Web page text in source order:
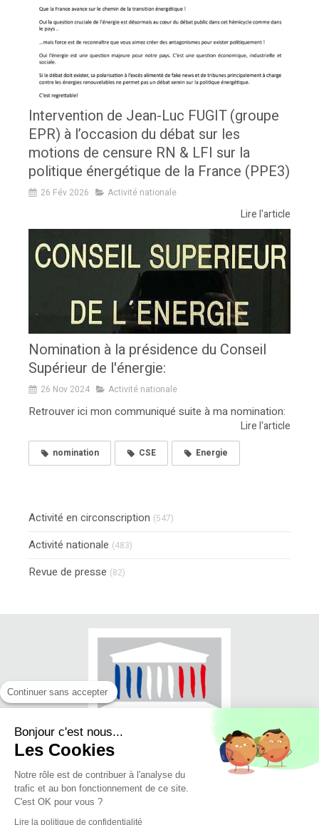
Intervention de Jean-Luc FUGIT (groupe
EPR) à l’occasion du débat sur les
motions de censure RN & LFI sur la
politique énergétique de la France (PPE3)
26 Fév 2026 Activité nationale
Lire l'article
Nomination à la présidence du Conseil
Supérieur de l'énergie:
26 Nov 2024 Activité nationale
Retrouver ici mon communiqué suite à ma nomination:
Lire l'article
nomination CSE Energie
Activité en circonscription (547)
Activité nationale (483)
Revue de presse (82)
© Jean-Luc FUGIT - Député du Rhône
Continuer sans accepter
Bonjour c'est nous...
Les Cookies
Notre rôle est de contribuer à l'analyse du
trafic et au bon fonctionnement de ce site.
C'est OK pour vous ?
Lire la politique de confidentialité